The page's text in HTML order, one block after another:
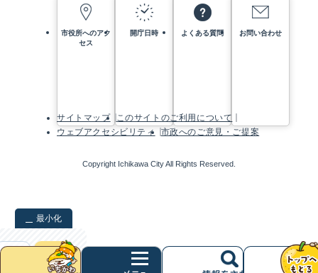
市役所へのアク
セス
開庁日時 よくある質問 お問い合わせ
サイトマップ
このサイトのご利用について
ウェブアクセシビリティ
市政へのご意見・ご提案
Copyright Ichikawa City All Rights Reserved.
最小化
検索
クリア